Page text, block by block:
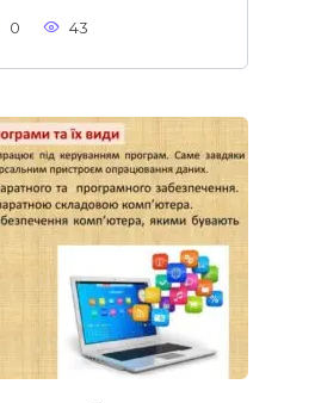
0 43